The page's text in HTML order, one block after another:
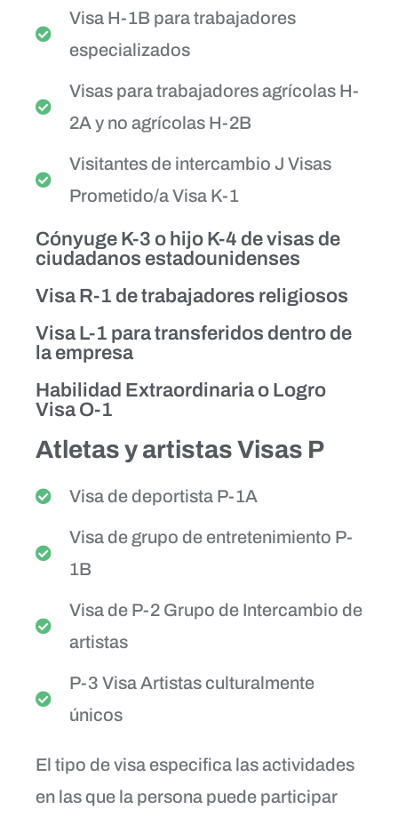
Visa H-1B para trabajadores
especializados
Visas para trabajadores agrícolas H-
2A y no agrícolas H-2B
Visitantes de intercambio J Visas
Prometido/a Visa K-1
Cónyuge K-3 o hijo K-4 de visas de
ciudadanos estadounidenses
Visa R-1 de trabajadores religiosos
Visa L-1 para transferidos dentro de
la empresa
Habilidad Extraordinaria o Logro
Visa O-1
Atletas y artistas Visas P
Visa de deportista P-1A
Visa de grupo de entretenimiento P-
1B
Visa de P-2 Grupo de Intercambio de
artistas
P-3 Visa Artistas culturalmente
únicos
El tipo de visa especifica las actividades
en las que la persona puede participar